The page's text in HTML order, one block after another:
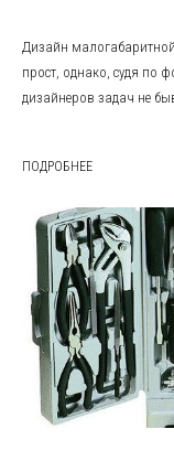
Дизайн
прост, однако, судя по
дизайнеров задач не
ПОДРОБНЕЕ